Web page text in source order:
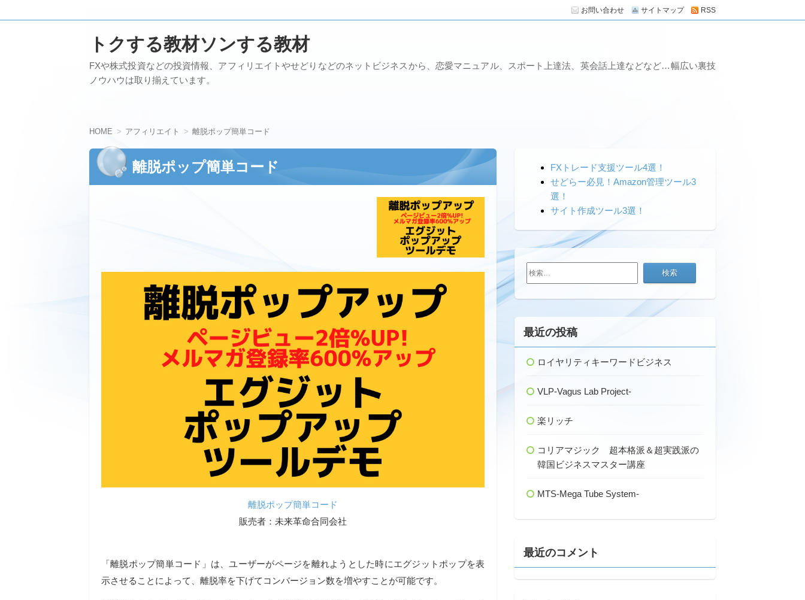
お問い合わせ サイトマップ RSS
トクする教材ソンする教材
FXや株式投資などの投資情報、アフィリエイトやせどりなどのネットビジネスから、恋愛マニュアル、スポート上達法、英会話上達などなど…幅広い裏技
ノウハウは取り揃えています。
HOME アフィリエイト 離脱ポップ簡単コード
離脱ポップ簡単コード
離脱ポップ簡単コード
販売者：未来革命合同会社
「離脱ポップ簡単コード」は、ユーザーがページを離れようとした時にエグジットポップを表
示させることによって、離脱率を下げてコンバージョン数を増やすことが可能です。
FXトレード支援ツール4選！
せどらー必見！Amazon管理ツール3
選！
サイト作成ツール3選！
検
索:
最近の投稿
ロイヤリティキーワードビジネス
VLP-Vagus Lab Project-
楽リッチ
コリアマジック 超本格派＆超実践派の
韓国ビジネスマスター講座
MTS-Mega Tube System-
最近のコメント